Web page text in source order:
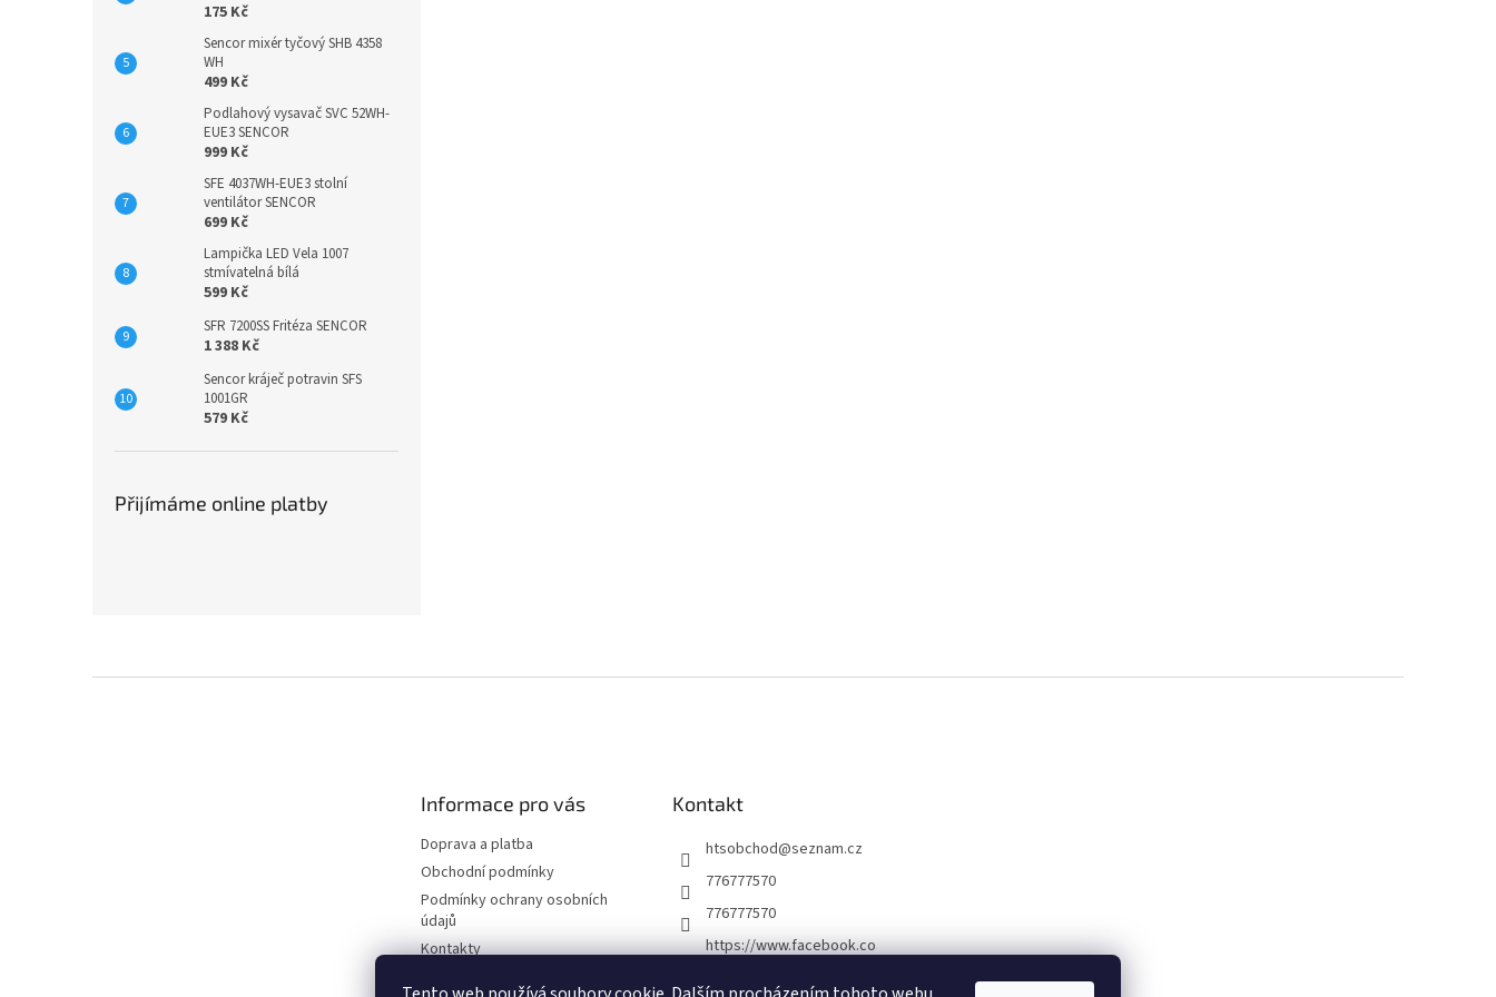
175 Kč
Sencor mixér tyčový SHB 4358
WH
499 Kč
Podlahový vysavač SVC 52WH-
EUE3 SENCOR
999 Kč
SFE 4037WH-EUE3 stolní
ventilátor SENCOR
699 Kč
Lampička LED Vela 1007
stmívatelná bílá
599 Kč
SFR 7200SS Fritéza SENCOR
1 388 Kč
Sencor kráječ potravin SFS
1001GR
579 Kč
Přijímáme online platby
Informace pro vás
Doprava a platba
Obchodní podmínky
Podmínky ochrany osobních
údajů
Kontakty
Kontakt
htsobchod@seznam.cz
776777570
776777570
https://www.facebook.co
ck%C3%A1-22921462467